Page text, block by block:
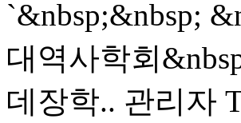
`&nbsp;&nbsp;
대역사학회
데장학.. 관리자